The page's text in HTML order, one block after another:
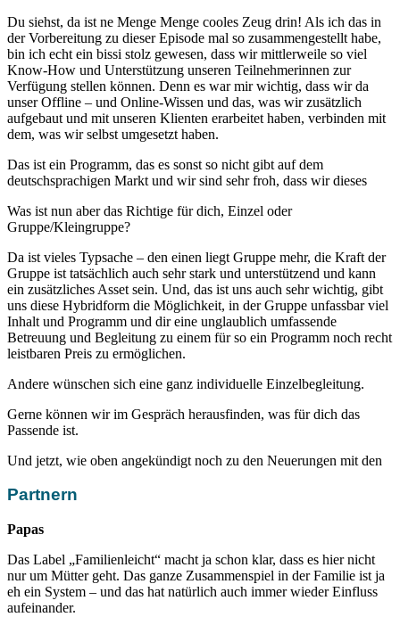
Du siehst, da ist ne Menge Menge cooles Zeug drin! Als ich das in
der Vorbereitung zu dieser Episode mal so zusammengestellt habe,
bin ich echt ein bissi stolz gewesen, dass wir mittlerweile so viel
Know-How und Unterstützung unseren Teilnehmerinnen zur
Verfügung stellen können. Denn es war mir wichtig, dass wir da
unser Offline – und Online-Wissen und das, was wir zusätzlich
aufgebaut und mit unseren Klienten erarbeitet haben, verbinden mit
dem, was wir selbst umgesetzt haben.
Das ist ein Programm, das es sonst so nicht gibt auf dem
deutschsprachigen Markt und wir sind sehr froh, dass wir dieses
Was ist nun aber das Richtige für dich, Einzel oder
Gruppe/Kleingruppe?
Da ist vieles Typsache – den einen liegt Gruppe mehr, die Kraft der
Gruppe ist tatsächlich auch sehr stark und unterstützend und kann
ein zusätzliches Asset sein. Und, das ist uns auch sehr wichtig, gibt
uns diese Hybridform die Möglichkeit, in der Gruppe unfassbar viel
Inhalt und Programm und dir eine unglaublich umfassende
Betreuung und Begleitung zu einem für so ein Programm noch recht
leistbaren Preis zu ermöglichen.
Andere wünschen sich eine ganz individuelle Einzelbegleitung.
Gerne können wir im Gespräch herausfinden, was für dich das
Passende ist.
Und jetzt, wie oben angekündigt noch zu den Neuerungen mit den
Partnern
Papas
Das Label „Familienleicht“ macht ja schon klar, dass es hier nicht
nur um Mütter geht. Das ganze Zusammenspiel in der Familie ist ja
eh ein System – und das hat natürlich auch immer wieder Einfluss
aufeinander.